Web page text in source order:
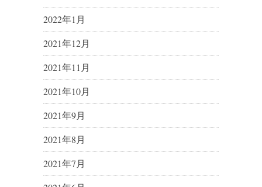
2022年1月
2021年12月
2021年11月
2021年10月
2021年9月
2021年8月
2021年7月